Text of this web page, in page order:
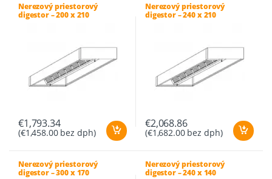
Nerezový priestorový
digestor – 200 x 210
€1,793.34
(€1,458.00bez dph)
Nerezový priestorový
digestor – 240 x 210
€2,068.86
(€1,682.00bez dph)
Nerezový priestorový
digestor – 300 x 170
Nerezový priestorový
digestor – 240 x 140